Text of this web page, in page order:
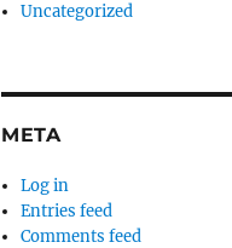
Uncategorized
META
Log in
Entries feed
Comments feed